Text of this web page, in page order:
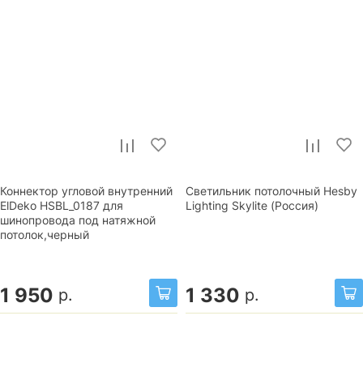
Коннектор угловой внутренний
ElDeko HSBL_0187 для
шинопровода под натяжной
потолок,черный
1 950 р.
Светильник потолочный Hesby
Lighting Skylite (Россия)
1 330 р.